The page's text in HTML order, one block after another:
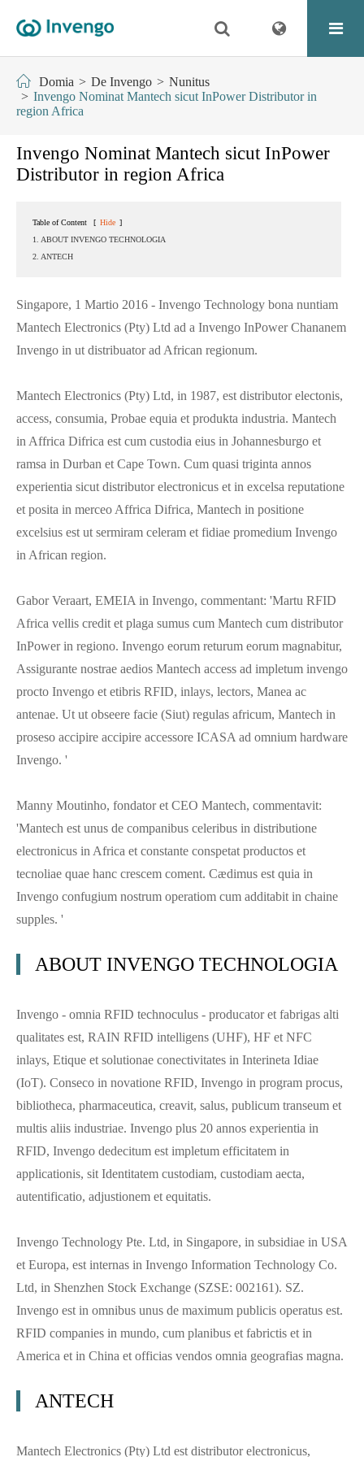
Domia De Invengo
Nunitus
Invengo Nominat Mantech sicut InPower Distributor in
region Africa
Invengo Nominat Mantech sicut InPower
Distributor in region Africa
Table of Content [ Hide ]
1. ABOUT INVENGO TECHNOLOGIA
2. ANTECH
Singapore, 1 Martio 2016 - Invengo Technology bona nuntiam
Mantech Electronics (Pty) Ltd ad a Invengo InPower Chananem
Invengo in ut distribuator ad African regionum.
Mantech Electronics (Pty) Ltd, in 1987, est distributor electonis,
access, consumia, Probae equia et produkta industria. Mantech
in Affrica Difrica est cum custodia eius in Johannesburgo et
ramsa in Durban et Cape Town. Cum quasi triginta annos
experientia sicut distributor electronicus et in excelsa reputatione
et posita in merceo Affrica Difrica, Mantech in positione
excelsius est ut sermiram celeram et fidiae promedium Invengo
in African region.
Gabor Veraart, EMEIA in Invengo, commentant: 'Martu RFID
Africa vellis credit et plaga sumus cum Mantech cum distributor
InPower in regiono. Invengo eorum returum eorum magnabitur,
Assigurante nostrae aedios Mantech access ad impletum invengo
procto Invengo et etibris RFID, inlays, lectors, Manea ac
antenae. Ut ut obseere facie (Siut) regulas africum, Mantech in
proseso accipire accipire accessore ICASA ad omnium hardware
Invengo. '
Manny Moutinho, fondator et CEO Mantech, commentavit:
'Mantech est unus de companibus celeribus in distributione
electronicus in Africa et constante conspetat productos et
tecnoliae quae hanc crescem coment. Cædimus est quia in
Invengo confugium nostrum operatiom cum additabit in chaine
supples. '
ABOUT INVENGO TECHNOLOGIA
Invengo - omnia RFID technoculus - producator et fabrigas alti
qualitates est, RAIN RFID intelligens (UHF), HF et NFC
inlays, Etique et solutionae conectivitates in Interineta Idiae
(IoT). Conseco in novatione RFID, Invengo in program procus,
bibliotheca, pharmaceutica, creavit, salus, publicum transeum et
multis aliis industriae. Invengo plus 20 annos experientia in
RFID, Invengo dedecitum est impletum efficitatem in
applicationis, sit Identitatem custodiam, custodiam aecta,
autentificatio, adjustionem et equitatis.
Invengo Technology Pte. Ltd, in Singapore, in subsidiae in USA
et Europa, est internas in Invengo Information Technology Co.
Ltd, in Shenzhen Stock Exchange (SZSE: 002161). SZ.
Invengo est in omnibus unus de maximum publicis operatus est.
RFID companies in mundo, cum planibus et fabrictis et in
America et in China et officias vendos omnia geografias magna.
ANTECH
Mantech Electronics (Pty) Ltd est distributor electronicus,